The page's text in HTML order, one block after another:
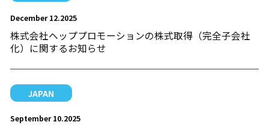
December 12.2025
株式会社ヘッププロモーションの株式取得（完全子会社
化）に関するお知らせ
JAPAN
September 10.2025